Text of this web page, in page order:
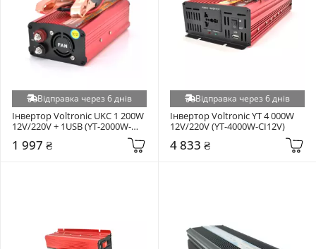
Відправка через 6 днів
Інвертор Voltronic UKC 1 200W
12V/220V + 1USB (YT-2000W-
1 997 ₴
Відправка через 6 днів
Інвертор Voltronic YT 4 000W
12V/220V (YT-4000W-CI12V)
4 833 ₴